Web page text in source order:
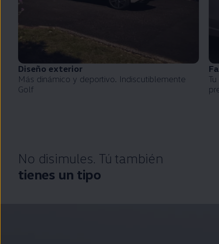
Diseño exterior
Más dinámico y deportivo. Indiscutiblemente
Golf
No disimules. Tú también
tienes un tipo